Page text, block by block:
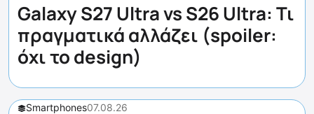
Galaxy S27 Ultra vs S26 Ultra: Τι
πραγματικά αλλάζει (spoiler:
όχι το design)
Smartphones07.08.26